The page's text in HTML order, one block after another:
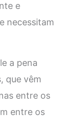
e
necessitam
a pena
que vêm
entre os
entre os